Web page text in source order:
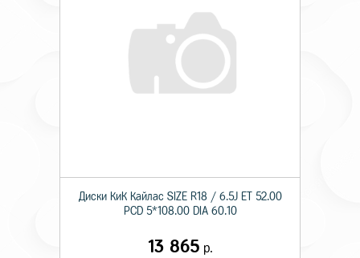
Диски КиК Кайлас SIZE R18 / 6.5J ET 52.00
PCD 5*108.00 DIA 60.10
13 865р.